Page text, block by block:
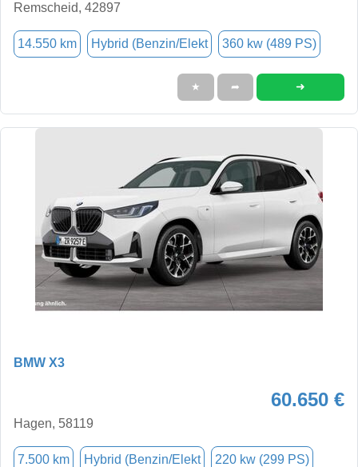
Remscheid, 42897
14.550 km Hybrid (Benzin/Elekt 360 kw (489 PS)
★ ➦ ➜
BMW X3
60.650 €
Hagen, 58119
7.500 km Hybrid (Benzin/Elekt 220 kw (299 PS)